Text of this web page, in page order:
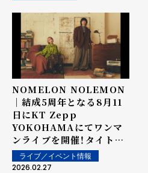
NOMELON NOLEMON
｜結成5周年となる8月11
日にKT Zepp
YOKOHAMAにてワンマ
ンライブを開催！タイトル
は"DOCUMENTARIUM
2026"に決定！
ライブ／イベント情報
2026.02.27